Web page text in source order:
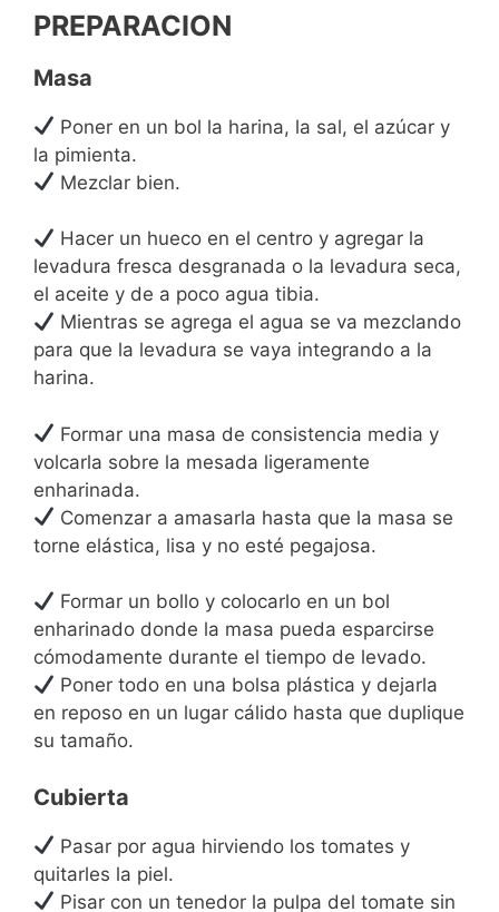
PREPARACION
Masa
Poner en un bol la harina, la sal, el azúcar y
la pimienta.
Mezclar bien.
Hacer un hueco en el centro y agregar la
levadura fresca desgranada o la levadura seca,
el aceite y de a poco agua tibia.
Mientras se agrega el agua se va mezclando
para que la levadura se vaya integrando a la
harina.
Formar una masa de consistencia media y
volcarla sobre la mesada ligeramente
enharinada.
Comenzar a amasarla hasta que la masa se
torne elástica, lisa y no esté pegajosa.
Formar un bollo y colocarlo en un bol
enharinado donde la masa pueda esparcirse
cómodamente durante el tiempo de levado.
Poner todo en una bolsa plástica y dejarla
en reposo en un lugar cálido hasta que duplique
su tamaño.
Cubierta
Pasar por agua hirviendo los tomates y
quitarles la piel.
Pisar con un tenedor la pulpa del tomate sin